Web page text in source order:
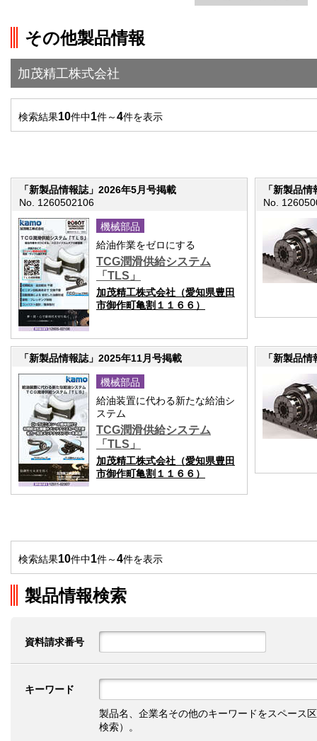
その他製品情報
加茂精工株式会社
検索結果10件中1件～4件を表示
「新製品情報誌」2026年5月号掲載
No. 1260502106
機械部品
給油作業をゼロにする
TCG潤滑供給システム
「TLS」
加茂精工株式会社（愛知県豊田
市御作町亀割１１６６）
「新製品
No.
「新製品情報誌」2025年11月号掲載
機械部品
給油装置に代わる新たな給油シ
ステム
TCG潤滑供給システム
「TLS」
加茂精工株式会社（愛知県豊田
市御作町亀割１１６６）
「新製品
検索結果10件中1件～4件を表示
製品情報検索
資料請求番号
キーワード
製品名、企業名その他のキーワードをスペース
検索）。